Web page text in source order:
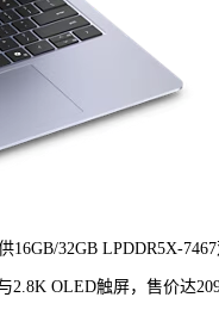
32GB LPDDR5X-
2.8K OLED触屏，售价达